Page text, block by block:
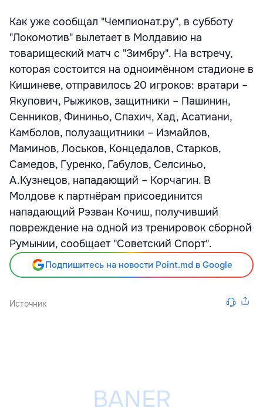
Как уже сообщал "Чемпионат.ру", в субботу
"Локомотив" вылетает в Молдавию на
товарищеский матч с "Зимбру". На встречу,
которая состоится на одноимённом стадионе в
Кишиневе, отправилось 20 игроков: вратари –
Якупович, Рыжиков, защитники – Пашинин,
Сенников, Фининьо, Спахич, Хад, Асатиани,
Камболов, полузащитники – Измайлов,
Маминов, Лоськов, Концедалов, Старков,
Самедов, Гуренко, Габулов, Селсиньо,
А.Кузнецов, нападающий – Корчагин. В
Молдове к партнёрам присоединится
нападающий Рэзван Кочиш, получивший
повреждение на одной из тренировок сборной
Румынии, сообщает "Советский Спорт".
Подпишитесь на новости Point.md в Google
Источник